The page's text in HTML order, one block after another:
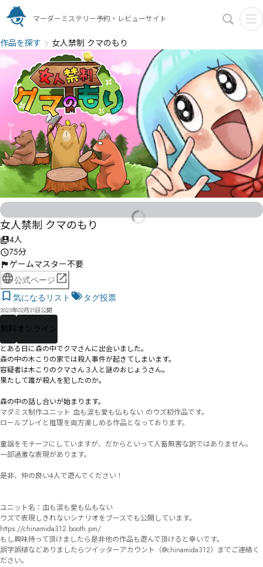
マーダーミステリー予約・レビューサイト
作品を探す 女人禁制 クマのもり
女人禁制 クマのもり
4人
75分
ゲームマスター不要
公式ページ
気になるリスト
タグ投票
2023年02月21日公開
無料 オンライン
とある日に森の中でクマさんに出会いました。
森の中の木こりの家では殺人事件が起きてしまいます。
容疑者は木こりのクマさん３人と謎のおじょうさん。
果たして誰が殺人を犯したのか。
マダミス制作ユニット 血も涙も愛も仏もない のウズ初作品です。
ロールプレイと推理を両方楽しめる作品となっております。
童謡をモチーフにしていますが、だからといって人畜無害な訳ではありません。
一部過激な表現があります。
是非、仲の良い4人で遊んでください！
ユニット名：血も涙も愛も仏もない
ウズで表現しきれないシナリオをブースでも公開しています。
https://chinamida312.booth.pm/
もし興味持って頂けましたら是非他の作品も遊んで頂けると幸いです。
誤字誤植などありましたらツイッターアカウント（@chinamida312）までご連絡く
ださい。